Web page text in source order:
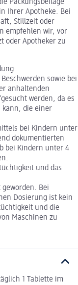
Packungsbeilage
Ihrer Apotheke. Bei
Stillzeit oder
empfehlen wir, vor
oder Apotheker zu
sowie bei
anhaltenden
werden, da es
kann, die einer
bei Kindern unter
dokumentierten
bei Kindern unter 4
und das
Bei
Dosierung ist kein
und die
Maschinen zu
1 Tablette im